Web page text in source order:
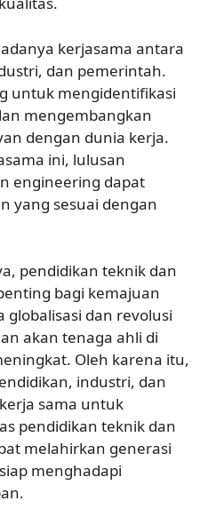
kerjasama antara
dan pemerintah.
untuk mengidentifikasi
mengembangkan
dengan dunia kerja.
ini, lulusan
engineering dapat
yang sesuai dengan
pendidikan teknik dan
bagi kemajuan
globalisasi dan revolusi
akan tenaga ahli di
Oleh karena itu,
industri, dan
sama untuk
pendidikan teknik dan
melahirkan generasi
menghadapi